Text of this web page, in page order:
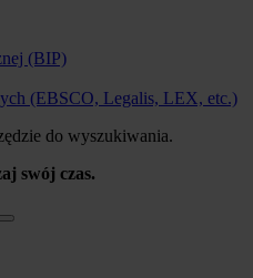
(BIP)
(EBSCO, Legalis, LEX, etc.)
do wyszukiwania.
swój czas.